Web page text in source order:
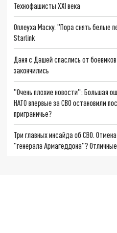
Технофашисты XXI века
Оплеуха Маску. "Пора снять белые
Starlink
Даня с Дашей спаслись от
закончились
"Очень плохие новости": Большая
НАТО впервые за СВО остановили
приграничье?
Три главных инсайда об СВО.
"генерала Армагеддона"?